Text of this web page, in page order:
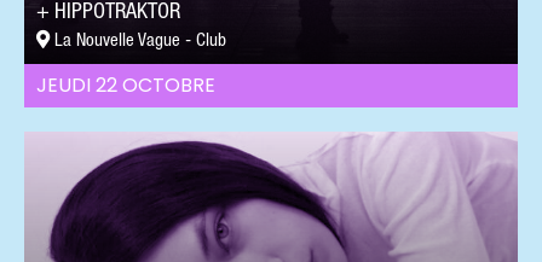
JEUDI 22 OCTOBRE
HIPPOTRAKTOR
La Nouvelle Vague - Club